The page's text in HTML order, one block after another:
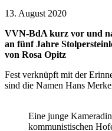
13. August 2020
VVN-BdA kurz vor und
an fünf Jahre
von Rosa Opitz
Fest verknüpft mit der
sind die Namen Hans
Eine junge
kommunistischen